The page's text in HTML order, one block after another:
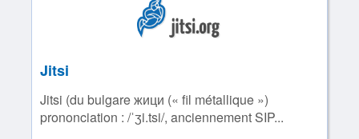
Jitsi
Jitsi (du bulgare жици (« fil métallique »)
prononciation : /ˈʒi.tsi/, anciennement SIP...